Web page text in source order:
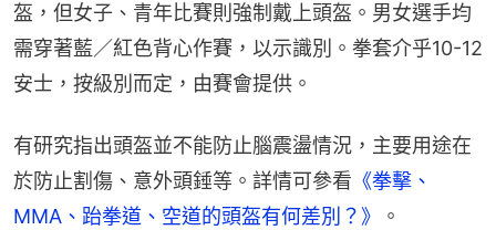
盔，但女子、青年比賽則強制戴上頭盔。男女選手均
需穿著藍／紅色背心作賽，以示識別。拳套介乎10-12
安士，按級別而定，由賽會提供。
有研究指出頭盔並不能防止腦震盪情況，主要用途在
於防止割傷、意外頭錘等。詳情可參看 《拳擊、
MMA、跆拳道、空道的頭盔有何差別？》
。